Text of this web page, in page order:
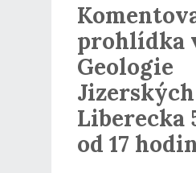
prohlídka
Geologie
Liberecka
od 17